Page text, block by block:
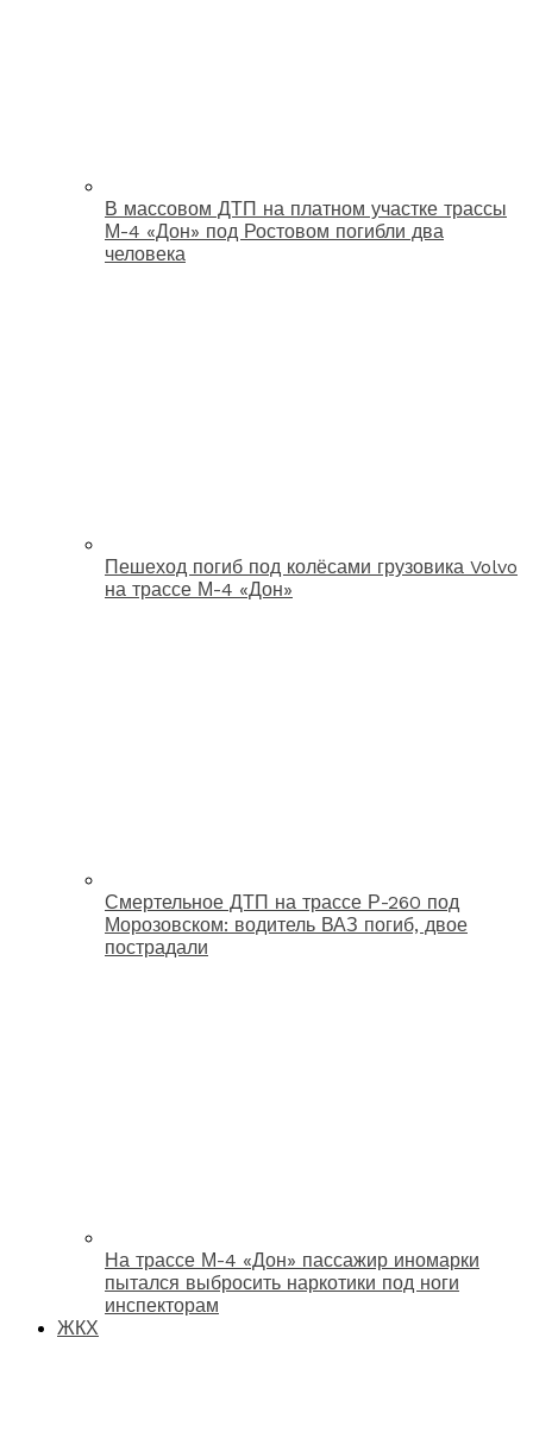
В массовом ДТП на платном участке трассы
М-4 «Дон» под Ростовом погибли два
человека
Пешеход погиб под колёсами грузовика Volvo
на трассе М-4 «Дон»
Смертельное ДТП на трассе Р-260 под
Морозовском: водитель ВАЗ погиб, двое
пострадали
На трассе М-4 «Дон» пассажир иномарки
пытался выбросить наркотики под ноги
инспекторам
ЖКХ